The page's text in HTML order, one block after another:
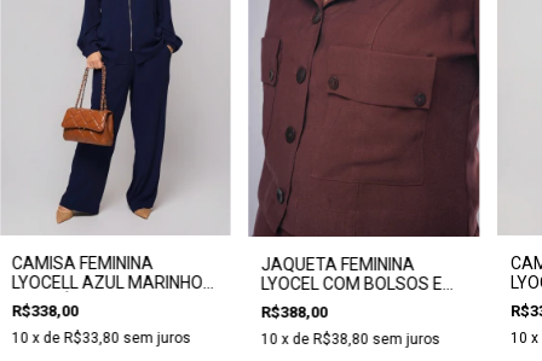
CAMISA FEMININA
LYOCELL AZUL MARINHO
COM ZÍPER - CLARA
ASSIS
R$338,00
10 x de R$33,80 sem juros
JAQUETA FEMININA
LYOCEL COM BOLSOS E
BOTÕES - CLARA ASSIS
R$388,00
10 x de R$38,80 sem juros 10 x